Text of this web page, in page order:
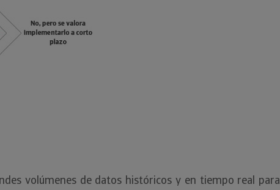
volúmenes de datos históricos y en tiempo real